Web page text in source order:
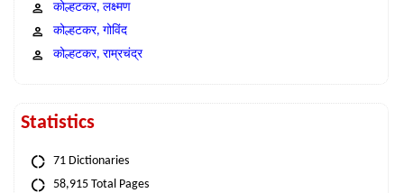
कोल्हटकर, लक्ष्मण
कोल्हटकर, गोविंद
कोल्हटकर, राम्रचंद्र
Statistics
71 Dictionaries
58,915 Total Pages